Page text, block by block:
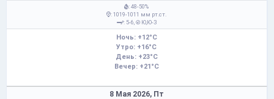
: 48-50%
: 1019-1011 мм рт.ст.
: 5-6,
Ю,Ю-З
Ночь: +12°C
Утро: +16°C
День: +23°C
Вечер: +21°C
8 Мая 2026, Пт